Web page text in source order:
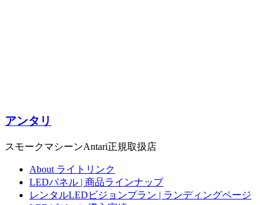
アンタリ
スモークマシーンAntari正規取扱店
About ライトリンク
LEDパネル | 商品ラインナップ
レンタルLEDビジョンプラン | ランディングページ